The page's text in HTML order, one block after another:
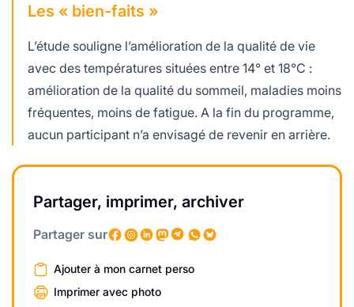
Les « bien-faits »
L’étude souligne l’amélioration de la qualité de vie
avec des températures situées entre 14° et 18°C :
amélioration de la qualité du sommeil, maladies moins
fréquentes, moins de fatigue. A la fin du programme,
aucun participant n’a envisagé de revenir en arrière.
Partager, imprimer, archiver
Partager sur
Ajouter à mon carnet perso
Imprimer avec photo